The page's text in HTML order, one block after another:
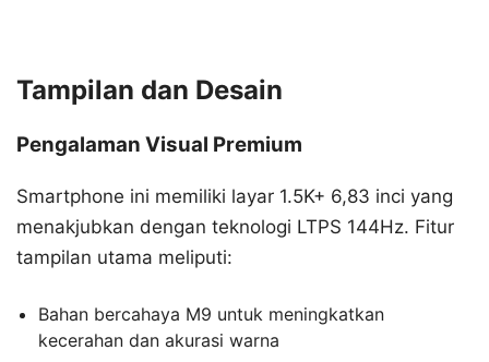
Tampilan dan Desain
Pengalaman Visual Premium
Smartphone ini memiliki layar 1.5K+ 6,83 inci yang
menakjubkan dengan teknologi LTPS 144Hz. Fitur
tampilan utama meliputi:
Bahan bercahaya M9 untuk meningkatkan
kecerahan dan akurasi warna